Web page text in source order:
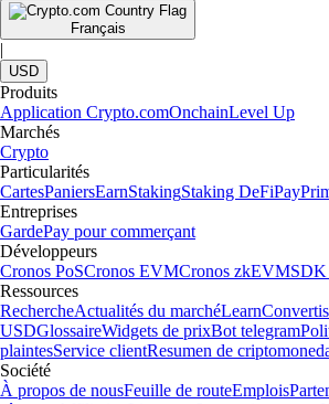
Français
|
USD
Produits
Application Crypto.comOnchainLevel Up
Marchés
Crypto
Particularités
CartesPaniersEarnStakingStaking DeFiPay
Entreprises
GardePay pour commerçant
Développeurs
Cronos PoSCronos EVMCronos zkEVMSDK
Ressources
RechercheActualités du marchéLearn
USDGlossaireWidgets de prixBot telegram
plaintesService clientResumen de
Société
À propos de nousFeuille de routeEmplois